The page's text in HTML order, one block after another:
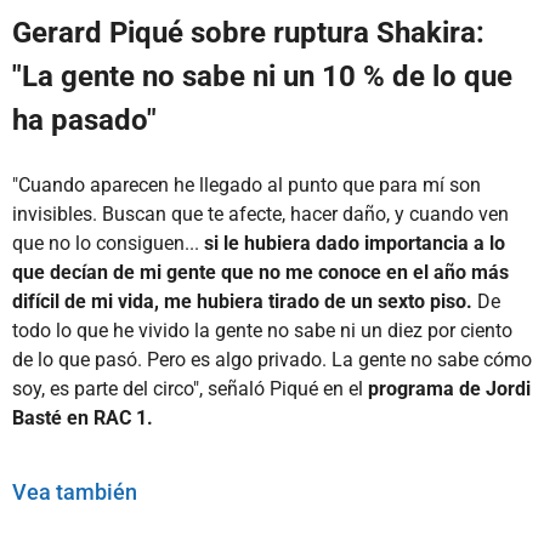
Gerard Piqué sobre ruptura Shakira:
"La gente no sabe ni un 10 % de lo que
ha pasado"
"Cuando aparecen he llegado al punto que para mí son
invisibles. Buscan que te afecte, hacer daño, y cuando ven
que no lo consiguen... si le hubiera dado importancia a lo
que decían de mi gente que no me conoce en el año más
difícil de mi vida, me hubiera tirado de un sexto piso. De
todo lo que he vivido la gente no sabe ni un diez por ciento
de lo que pasó. Pero es algo privado. La gente no sabe cómo
soy, es parte del circo", señaló Piqué en el programa de Jordi
Basté en RAC 1.
Vea también